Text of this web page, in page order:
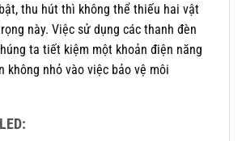
thu hút thì không thể thiếu hai vật
này. Việc sử dụng các thanh đèn
ta tiết kiệm một khoản điện năng
không nhỏ vào việc bảo vệ môi